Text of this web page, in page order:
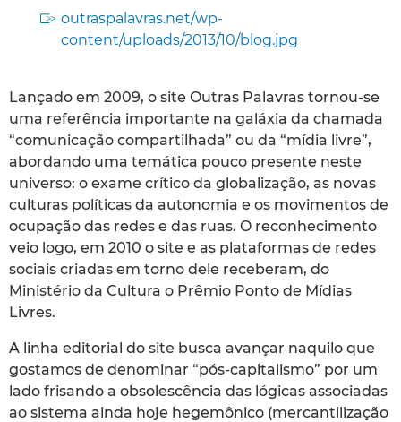
outraspalavras.net/wp-
content/uploads/2013/10/blog.jpg
Lançado em 2009, o site Outras Palavras tornou-se
uma referência importante na galáxia da chamada
“comunicação compartilhada” ou da “mídia livre”,
abordando uma temática pouco presente neste
universo: o exame crítico da globalização, as novas
culturas políticas da autonomia e os movimentos de
ocupação das redes e das ruas. O reconhecimento
veio logo, em 2010 o site e as plataformas de redes
sociais criadas em torno dele receberam, do
Ministério da Cultura o Prêmio Ponto de Mídias
Livres.
A linha editorial do site busca avançar naquilo que
gostamos de denominar “pós-capitalismo” por um
lado frisando a obsolescência das lógicas associadas
ao sistema ainda hoje hegemônico (mercantilização